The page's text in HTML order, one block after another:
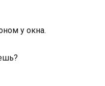
у окна.